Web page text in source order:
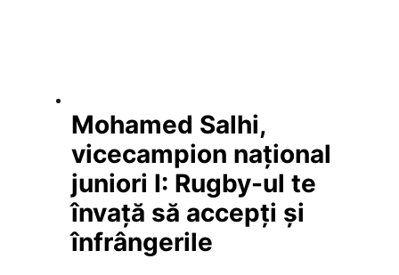
Mohamed Salhi,
vicecampion național
juniori I: Rugby-ul te
învață să accepți și
înfrângerile